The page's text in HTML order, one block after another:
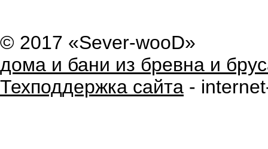
© 2017 «Sever-wooD»
дома и бани из бревна и
Техподдержка сайта -